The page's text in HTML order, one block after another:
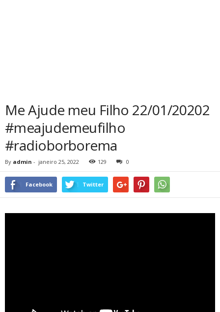
Me Ajude meu Filho 22/01/20202
#meajudemeufilho
#radioborborema
By admin - janeiro 25, 2022 129 0
Facebook Twitter